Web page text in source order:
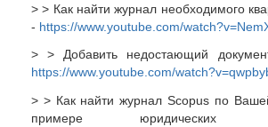
> > Как найти журнал необходимого
- https://www.youtube.com/
> >Добавить недостающий
https://www.youtube.com/
> > Как найти журнал Scopus по
примере